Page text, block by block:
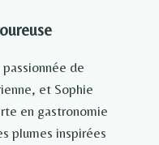
de
et Sophie
en gastronomie
plumes inspirées